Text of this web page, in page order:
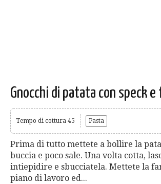
Gnocchi di patata con speck
Tempo di cottura 45 Pasta
Prima di tutto mettete a bollire la
buccia e poco sale. Una volta cotta,
intiepidire e sbucciatela. Mettete la
piano di lavoro ed...